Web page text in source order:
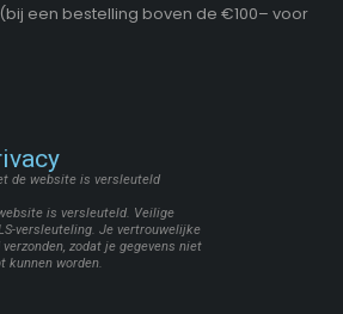
een bestelling boven de €100– voor
is versleuteld. Veilige
versleuteling. Je vertrouwelijke
zodat je gegevens niet
kunnen worden.